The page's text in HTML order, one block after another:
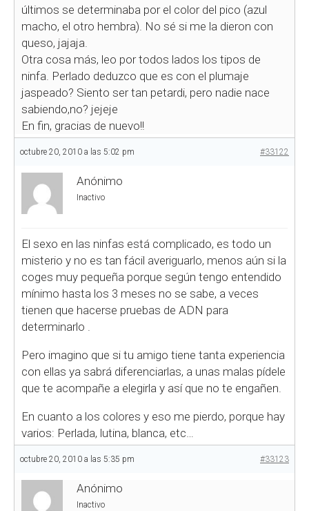
últimos se determinaba por el color del pico (azul
macho, el otro hembra). No sé si me la dieron con
queso, jajaja.
Otra cosa más, leo por todos lados los tipos de
ninfa. Perlado deduzco que es con el plumaje
jaspeado? Siento ser tan petardi, pero nadie nace
sabiendo,no? jejeje
En fin, gracias de nuevo!!
octubre 20, 2010 a las 5:02 pm #33122
Anónimo
Inactivo
El sexo en las ninfas está complicado, es todo un
misterio y no es tan fácil averiguarlo, menos aún si la
coges muy pequeña porque según tengo entendido
mínimo hasta los 3 meses no se sabe, a veces
tienen que hacerse pruebas de ADN para
determinarlo .
Pero imagino que si tu amigo tiene tanta experiencia
con ellas ya sabrá diferenciarlas, a unas malas pídele
que te acompañe a elegirla y así que no te engañen.
En cuanto a los colores y eso me pierdo, porque hay
varios: Perlada, lutina, blanca, etc…
octubre 20, 2010 a las 5:35 pm #33123
Anónimo
Inactivo